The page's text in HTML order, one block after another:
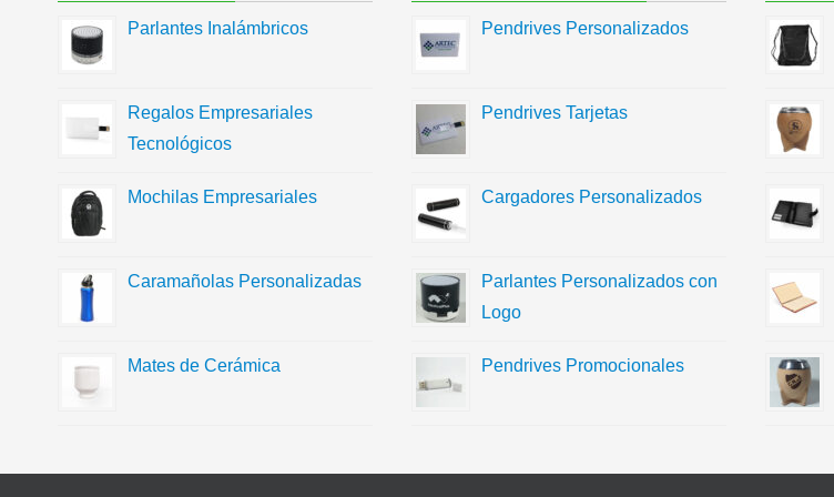
Parlantes Inalámbricos
Regalos Empresariales
Tecnológicos
Mochilas Empresariales
Caramañolas Personalizadas
Mates de Cerámica
Pendrives Personalizados
Pendrives Tarjetas
Cargadores Personalizados
Parlantes Personalizados con
Logo
Pendrives Promocionales